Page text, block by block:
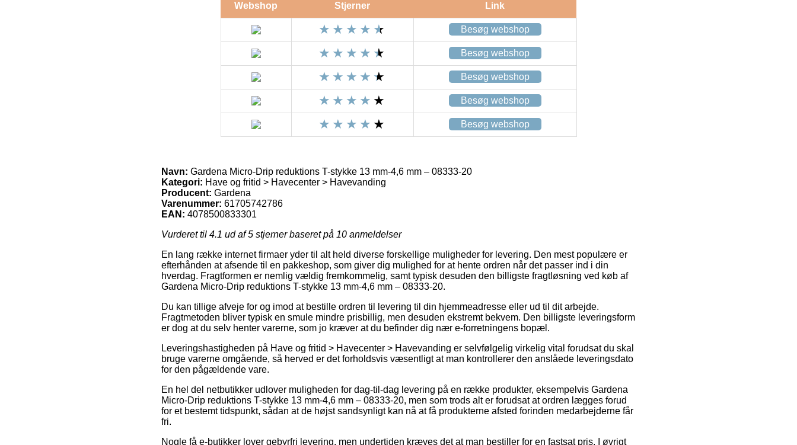
Webshop Stjerner Link
Besøg webshop
Besøg webshop
Besøg webshop
Besøg webshop
Besøg webshop
Navn: Gardena Micro-Drip reduktions T-stykke 13 mm-4,6 mm – 08333-20
Kategori: Have og fritid > Havecenter > Havevanding
Producent: Gardena
Varenummer: 61705742786
EAN: 4078500833301
Vurderet til 4.1 ud af 5 stjerner baseret på 10 anmeldelser
En lang række internet firmaer yder til alt held diverse forskellige muligheder for levering. Den mest populære er
efterhånden at afsende til en pakkeshop, som giver dig mulighed for at hente ordren når det passer ind i din
hverdag. Fragtformen er nemlig vældig fremkommelig, samt typisk desuden den billigste fragtløsning ved køb af
Gardena Micro-Drip reduktions T-stykke 13 mm-4,6 mm – 08333-20.
Du kan tillige afveje for og imod at bestille ordren til levering til din hjemmeadresse eller ud til dit arbejde.
Fragtmetoden bliver typisk en smule mindre prisbillig, men desuden ekstremt bekvem. Den billigste leveringsform
er dog at du selv henter varerne, som jo kræver at du befinder dig nær e-forretningens bopæl.
Leveringshastigheden på Have og fritid > Havecenter > Havevanding er selvfølgelig virkelig vital forudsat du skal
bruge varerne omgående, så herved er det forholdsvis væsentligt at man kontrollerer den anslåede leveringsdato
for den pågældende vare.
En hel del netbutikker udlover muligheden for dag-til-dag levering på en række produkter, eksempelvis Gardena
Micro-Drip reduktions T-stykke 13 mm-4,6 mm – 08333-20, men som trods alt er forudsat at ordren lægges forud
for et bestemt tidspunkt, sådan at de højst sandsynligt kan nå at få produkterne afsted forinden medarbejderne får
fri.
Nogle få e-butikker lover gebyrfri levering, men undertiden kræves det at man bestiller for en fastsat pris. I øvrigt